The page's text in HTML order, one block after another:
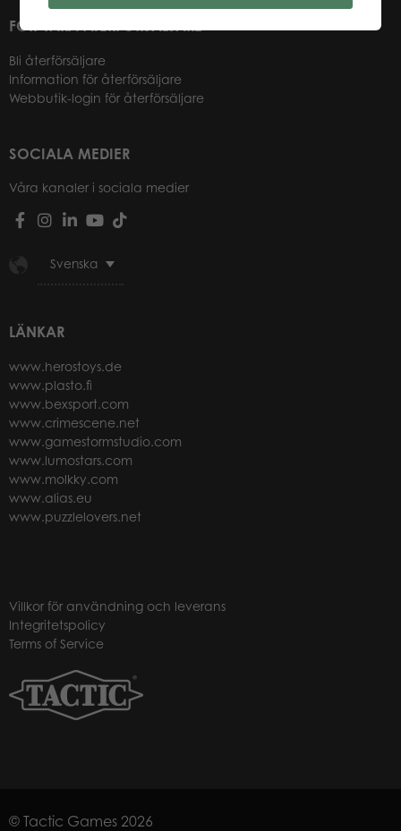
FÖR VÅRA ÅTERFÖRSÄLJARE
Bli återförsäljare
Information för återförsäljare
Webbutik-login för återförsäljare
SOCIALA MEDIER
Våra kanaler i sociala medier
Svenska
LÄNKAR
www.herostoys.de
www.plasto.fi
www.bexsport.com
www.crimescene.net
www.gamestormstudio.com
www.lumostars.com
www.molkky.com
www.alias.eu
www.puzzlelovers.net
Villkor för användning och leverans
Integritetspolicy
Terms of Service
© Tactic Games 2026